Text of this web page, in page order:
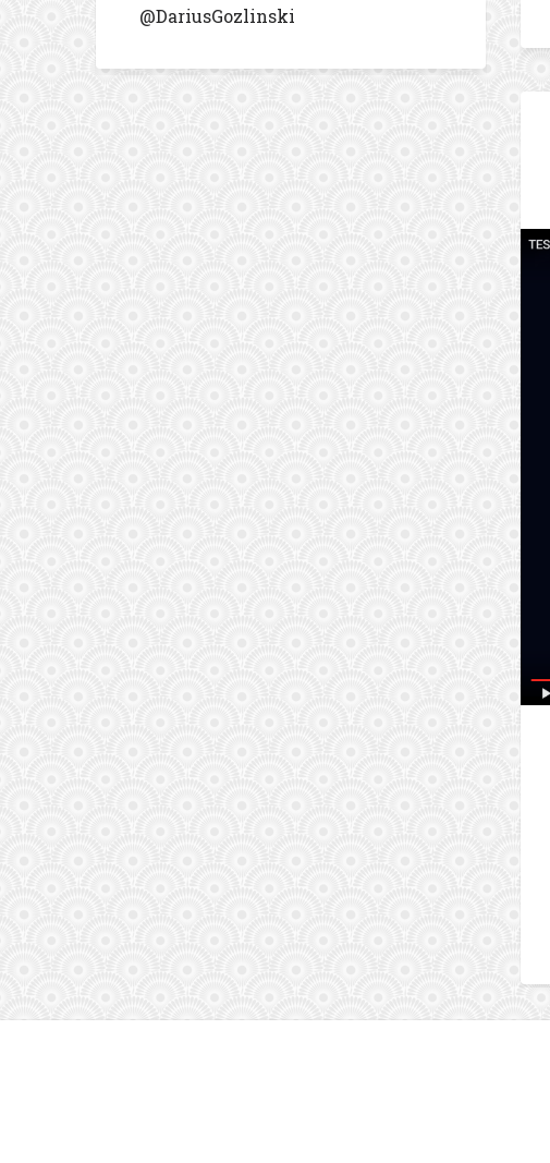
@DariusGozlinski